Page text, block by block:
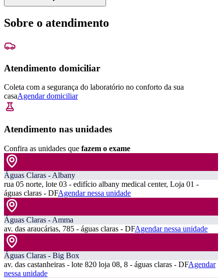
Sobre o atendimento
Atendimento domiciliar
Coleta com a segurança do laboratório no conforto da sua
casaAgendar domiciliar
Atendimento nas unidades
Confira as unidades que fazem o exame
Águas Claras - Albany
rua 05 norte, lote 03 - edifício albany medical center, Loja 01 -
águas claras - DFAgendar nessa unidade
Águas Claras - Amma
av. das araucárias, 785 - águas claras - DFAgendar nessa unidade
Águas Claras - Big Box
av. das castanheiras - lote 820 loja 08, 8 - águas claras - DFAgendar
nessa unidade